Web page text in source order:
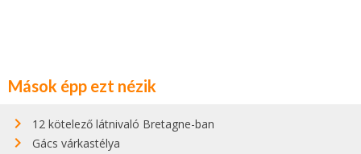
Mások épp ezt nézik
12 kötelező látnivaló Bretagne-ban
Gács várkastélya